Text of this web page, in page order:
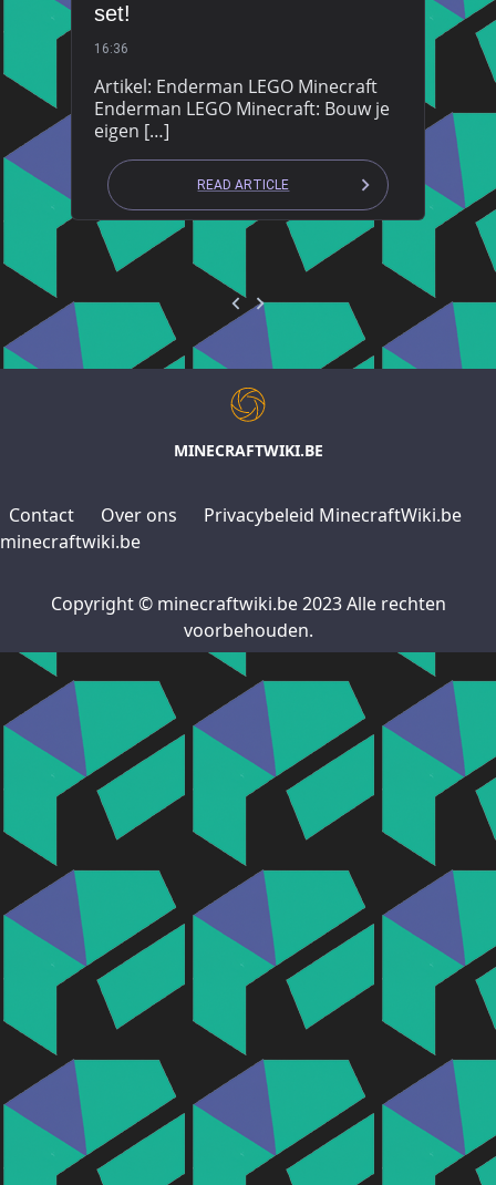
set!
16:36
Artikel: Enderman LEGO Minecraft
Enderman LEGO Minecraft: Bouw je
eigen […]
READ ARTICLE
MINECRAFTWIKI.BE
Contact Over ons
Privacybeleid MinecraftWiki.be
minecraftwiki.be
Copyright © minecraftwiki.be 2023 Alle rechten
voorbehouden.